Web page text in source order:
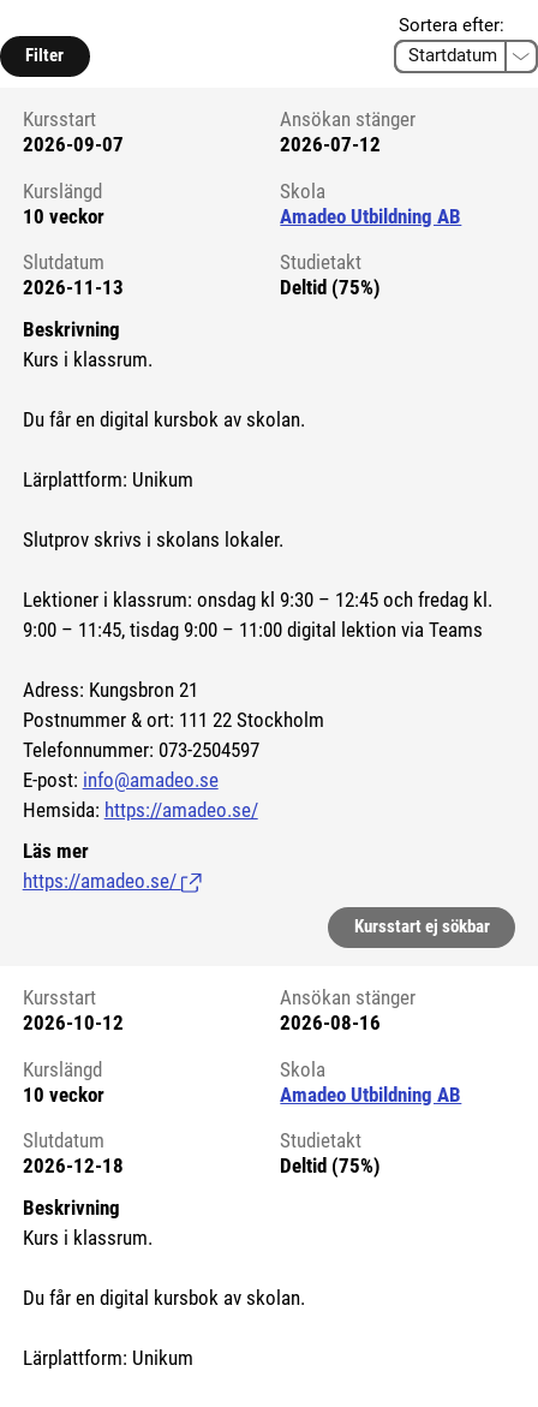
Filter
Sortera efter:
Kursstart 6125976
Kursstart
2026-09-07
Ansökan stänger
2026-07-12
Kurslängd
10 veckor
Skola
Amadeo Utbildning AB
Slutdatum
2026-11-13
Studietakt
Deltid (75%)
Beskrivning
Kurs i klassrum.
Du får en digital kursbok av skolan.
Lärplattform: Unikum
Slutprov skrivs i skolans lokaler.
Lektioner i klassrum: onsdag kl 9:30 – 12:45 och fredag kl.
9:00 – 11:45, tisdag 9:00 – 11:00 digital lektion via Teams
Adress: Kungsbron 21
Postnummer & ort: 111 22 Stockholm
Telefonnummer: 073-2504597
E-post: info@amadeo.se
Hemsida: https://amadeo.se/
Läs mer
https://amadeo.se/ (Länk till extern sida.)
Kursstart ej sökbar
Kursstart 6125983
Kursstart
2026-10-12
Ansökan stänger
2026-08-16
Kurslängd
10 veckor
Skola
Amadeo Utbildning AB
Slutdatum
2026-12-18
Studietakt
Deltid (75%)
Beskrivning
Kurs i klassrum.
Du får en digital kursbok av skolan.
Lärplattform: Unikum